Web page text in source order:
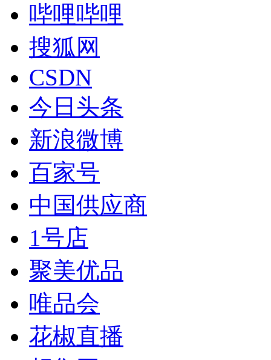
哔哩哔哩
搜狐网
CSDN
今日头条
新浪微博
百家号
中国供应商
1号店
聚美优品
唯品会
花椒直播